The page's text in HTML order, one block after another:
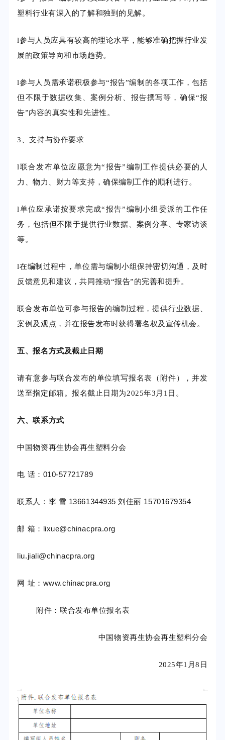
塑料行业有深入的了解和独到的见解。
l参与人员应具有较高的理论水平，能够准确把握行业发
展的政策导向和市场趋势。
l参与人员需承诺积极参与“报告”编制的各项工作，包括
但不限于数据收集、案例分析、报告撰写等，确保“报
告”内容的真实性和先进性。
3、支持与协作要求
l联合发布单位应愿意为“报告”编制工作提供必要的人
力、物力、财力等支持，确保编制工作的顺利进行。
l单位应承诺按要求完成“报告”编制小组委派的工作任
务，包括但不限于提供行业数据、案例分享、专家访谈
等。
l在编制过程中，单位需与编制小组保持密切沟通，及时
反馈意见和建议，共同推动“报告”的完善和提升。
联合发布单位可参与报告的编制过程，提供行业数据、
案例及观点，并在报告发布时获得署名权及宣传机会。
五、报名方式及截止日期
请有意参与联合发布的单位填写报名表（附件），并发
送至指定邮箱。报名截止日期为2025年3月1日。
六、联系方式
中国物资再生协会再生塑料分会
电 话：010-57721789
联系人：李 雪 13661344935 刘佳丽 15701679354
邮 箱：lixue@chinacpra.org
liu.jiali@chinacpra.org
网 址：www.chinacpra.org
附件：联合发布单位报名表
中国物资再生协会再生塑料分会
2025年1月8日